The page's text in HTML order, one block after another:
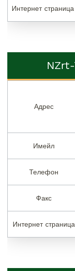
Интернет страница
NZrt-
Адрес
Имейл
Телефон
Факс
Интернет страница